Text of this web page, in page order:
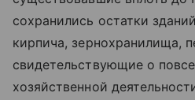
сохранились остатки
кирпича, зернохранилища,
свидетельствующие о
хозяйственной